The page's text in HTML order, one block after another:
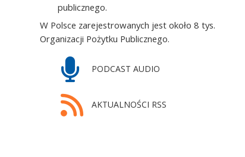
publicznego.
W Polsce zarejestrowanych jest około 8 tys.
Organizacji Pożytku Publicznego.
PODCAST AUDIO
AKTUALNOŚCI RSS